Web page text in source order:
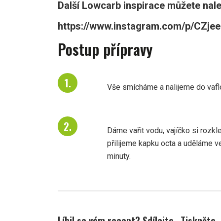
Další Lowcarb inspirace můžete
https://www.instagram.com/p/
Postup přípravy
Vše smícháme a nalijeme do
Dáme vařit vodu, vajíčko si
přilijeme kapku octa a uděláme
minuty.